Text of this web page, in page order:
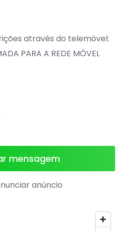
através do telemóvel:
PARA A REDE MÓVEL
mensagem
anúncio